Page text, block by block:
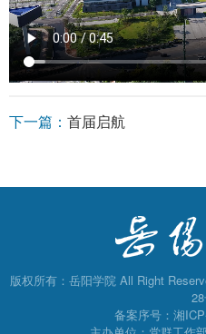
下一篇： 首届启航
版权所有：岳阳学院 All Right
备案序号： 湘